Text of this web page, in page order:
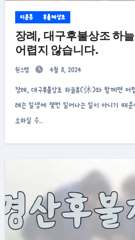
미분류 후불제상조
장례, 대구후불상조 하
어렵지 않습니다.
원스텝 4월 8, 2024
장례, 대구후불상조 하늘휴(休)와 함께면 어렵지 않습니다.안녀하십니까 장
례는 일생에 몇번 일어나는 일이 아니기 때
소하실 수…